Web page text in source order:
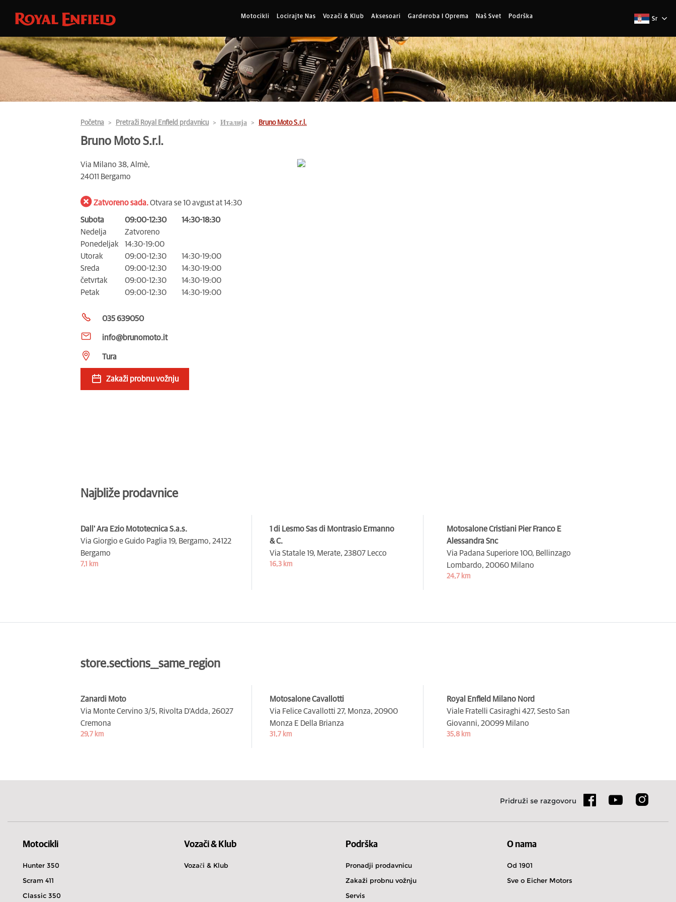
Motocikli Locirajte Nas Vozači & Klub Aksesoari Garderoba I Oprema Naš Svet Podrška Sr
Početna Pretraži Royal Enfield prdavnicu Италија Bruno Moto S.r.l.
Bruno Moto S.r.l.
Via Milano 38, Almè,
24011 Bergamo
Zatvoreno sada.Otvara se 10 avgust at 14:30
Subota 09:00-12:30
14:30-18:30
Nedelja
Zatvoreno
Ponedeljak
14:30-19:00
Utorak
09:00-12:30
14:30-19:00
Sreda
09:00-12:30
14:30-19:00
četvrtak
09:00-12:30
14:30-19:00
Petak
09:00-12:30 14:30-19:00
035 639050
info@brunomoto.it
Tura
Zakaži probnu vožnju
Najbliže prodavnice
Dall' Ara Ezio Mototecnica S.a.s.
Via Giorgio e Guido Paglia 19, Bergamo, 24122
Bergamo
7,1 km
1 di Lesmo Sas di Montrasio Ermanno
& C.
Via Statale 19, Merate, 23807 Lecco
16,3 km
Motosalone Cristiani Pier Franco E
Alessandra Snc
Via Padana Superiore 100, Bellinzago
Lombardo, 20060 Milano
24,7 km
store.sections__same_region
Zanardi Moto
Via Monte Cervino 3/5, Rivolta D'Adda, 26027
Cremona
29,7 km
Motosalone Cavallotti
Via Felice Cavallotti 27, Monza, 20900
Monza E Della Brianza
31,7 km
Royal Enfield Milano Nord
Viale Fratelli Casiraghi 427, Sesto San
Giovanni, 20099 Milano
35,8 km
Pridruži se razgovoru
Motocikli
Hunter 350
Scram 411
Classic 350
Vozači & Klub
Vozači & Klub
Podrška
Pronadji prodavnicu
Zakaži probnu vožnju
Servis
O nama
Od 1901
Sve o Eicher Motors